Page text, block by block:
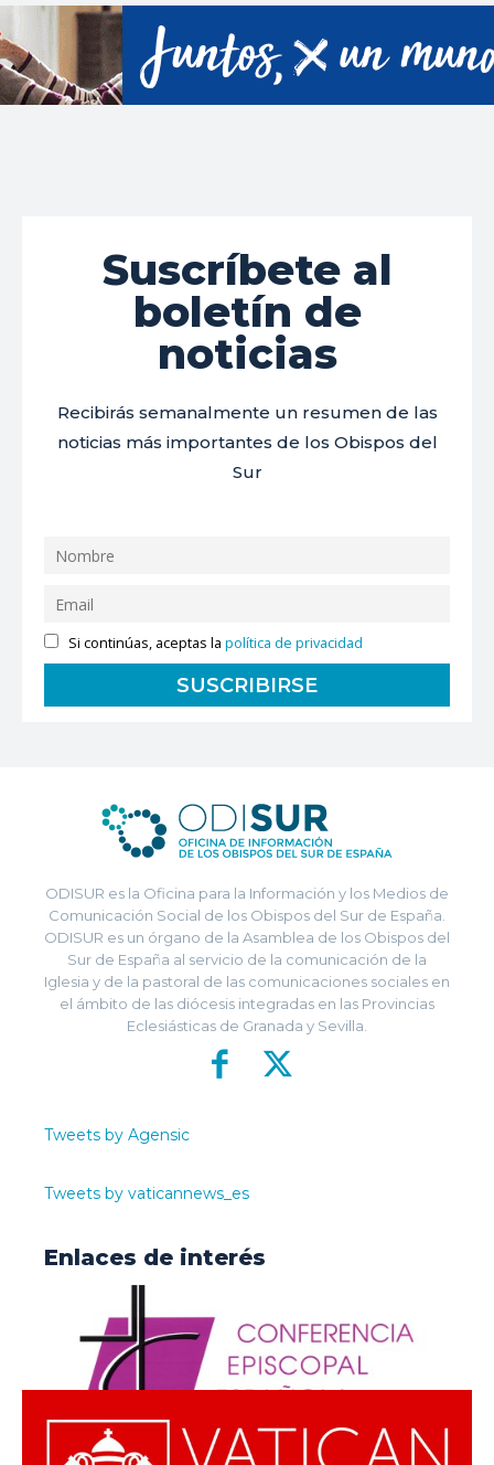
Suscríbete al
boletín de
noticias
Recibirás semanalmente un resumen de las
noticias más importantes de los Obispos del
Sur
Si continúas, aceptas lapolítica de privacidad
ODISUR es la Oficina para la Información y los Medios de
Comunicación Social de los Obispos del Sur de España.
ODISUR es un órgano de la Asamblea de los Obispos del
Sur de España al servicio de la comunicación de la
Iglesia y de la pastoral de las comunicaciones sociales en
el ámbito de las diócesis integradas en las Provincias
Eclesiásticas de Granada y Sevilla.
Tweets by Agensic
Tweets by vaticannews_es
Enlaces de interés